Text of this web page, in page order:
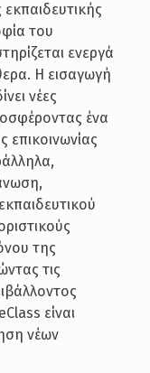
του
ενεργά
Η εισαγωγή
νέες
ένα
επικοινωνίας
της
τις
είναι
νέων